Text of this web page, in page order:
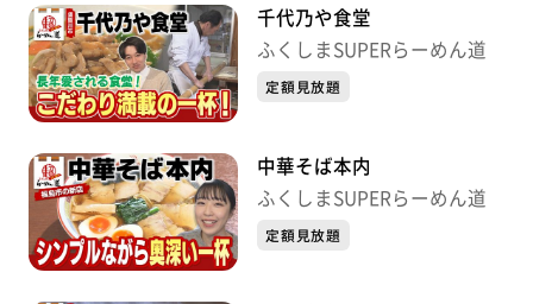
千代乃や食堂
ふくしまSUPERらーめん道
定額見放題
中華そば本内
ふくしまSUPERらーめん道
定額見放題